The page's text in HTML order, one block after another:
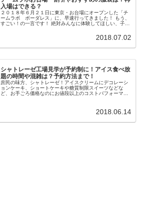
入場はできる？
２０１８年６月２１日に東京・お台場にオープンした「チ
ームラボ ボーダレス」に、早速行ってきました！ もう、
すごい！の一言です！ 絶対みんなに体験してほしい、子供
2018.07.02
シャトレーゼ工場見学が予約制に！アイス食べ放
題の時間や混雑は？予約方法まで！
庶民の味方、シャトレーゼ！アイスクリームにデコレーシ
ョンケーキ、ショートケーキや糖質制限スイーツなどな
ど、お手ごろ価格なのにお値段以上のコストパフォーマン
2018.06.14